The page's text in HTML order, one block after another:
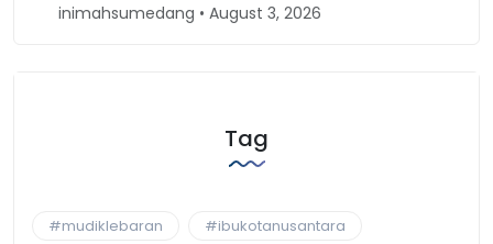
inimahsumedang • August 3, 2026
Tag
#mudiklebaran #ibukotanusantara